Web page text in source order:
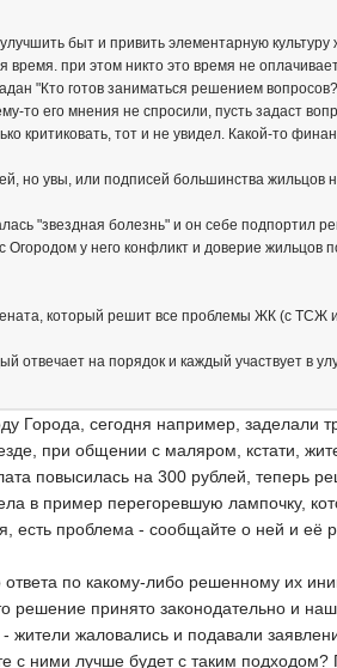
быт и привить элементарную
время. при этом никто это время не
"Кто готов заниматься решением
то его мнения не спросили, пусть задаст
критиковать, тот и не увидел. Какой-то
но увы, или подписей большинства
"звездная болезнь" и он себе
Огородом у него конфликт и доверие жильцов
который решит все проблемы ЖК (с ТСЖ
отвечает на порядок и каждый участвует в
Города, сегодня например, заделали
при общении с маляром, кстати,
повысилась на 300 рублей, теперь
в пример перегоревшую лампочку,
есть проблема - сообщайте о ней и её
по какому-либо решенному их
решение принято законодательно и
жаловались и подавали
с ними лучше будет с таким